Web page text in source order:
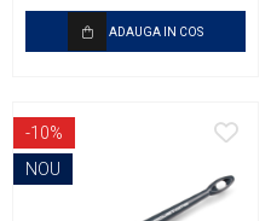
ADAUGA IN COS
-10%
NOU